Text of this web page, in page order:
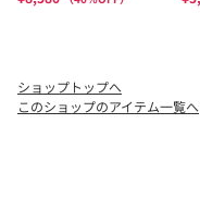
ショップトップへ
このショップのアイテム一覧へ